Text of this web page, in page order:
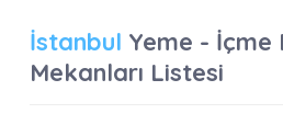
İstanbul Yeme - İçme
Mekanları Listesi